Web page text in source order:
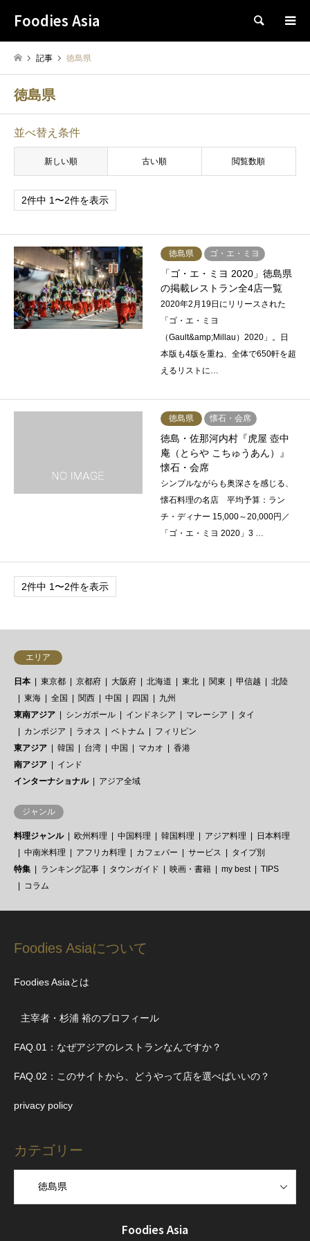
Foodies Asia 検索
記事 徳島県
徳島県
並べ替え条件
新しい順 古い順 閲覧数順
2件中 1〜2件を表示
徳島県 ゴ・エ・ミヨ
「ゴ・エ・ミヨ 2020」徳島県
の掲載レストラン全4店一覧
2020年2月19日にリリースされた
「ゴ・エ・ミヨ
（Gault&amp;Millau）2020」。日
本版も4版を重ね、全体で650軒を超
えるリストに…
徳島県 懐石・会席
徳島・佐那河内村『虎屋 壺中
庵（とらや こちゅうあん）』
懐石・会席
シンプルながらも奥深さを感じる、
懐石料理の名店 平均予算：ラン
チ・ディナー 15,000～20,000円／
「ゴ・エ・ミヨ 2020」3 …
2件中 1〜2件を表示
エリア
日本 東京都 京都府 大阪府 北海道 東北 関東 甲信越
北陸
東海
全国 関西 中国 四国
九州
東南アジア
シンガポール インドネシア マレーシア
タイ
カンボジア
ラオス ベトナム
フィリピン
東アジア
韓国 台湾 中国 マカオ
香港
南アジア
インド
インターナショナル
アジア全域
ジャンル
料理ジャンル 欧州料理 中国料理 韓国料理 アジア料理
日本料理
中南米料理
アフリカ料理 カフェバー サービス
タイプ別
特集
ランキング記事 タウンガイド 映画・書籍 my best
TIPS
コラム
Foodies Asiaについて
Foodies Asiaとは
主宰者・杉浦 裕のプロフィール
FAQ.01：なぜアジアのレストランなんですか？
FAQ.02：このサイトから、どうやって店を選べばいいの？
privacy policy
カテゴリー
Foodies Asia